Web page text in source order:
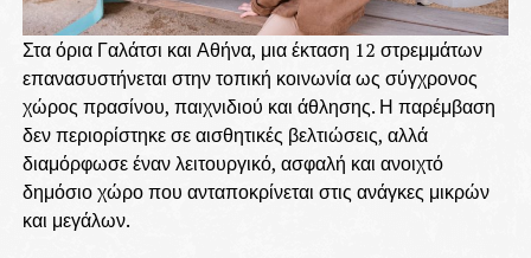
Στα όρια Γαλάτσι και Αθήνα, μια έκταση 12 στρεμμάτων
επανασυστήνεται στην τοπική κοινωνία ως σύγχρονος
χώρος πρασίνου, παιχνιδιού και άθλησης. Η παρέμβαση
δεν περιορίστηκε σε αισθητικές βελτιώσεις, αλλά
διαμόρφωσε έναν λειτουργικό, ασφαλή και ανοιχτό
δημόσιο χώρο που ανταποκρίνεται στις ανάγκες μικρών
και μεγάλων.